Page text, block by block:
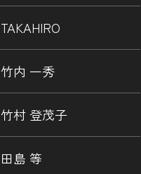
TAKAHIRO
竹内 一秀
竹村 登茂子
田島 等